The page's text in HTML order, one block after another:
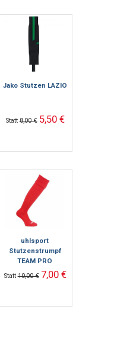
Jako Stutzen LAZIO
Statt8,00 € 5,50 €
uhlsport
Stutzenstrumpf
TEAM PRO
ESSENTIAL
Statt10,00 € 7,00 €